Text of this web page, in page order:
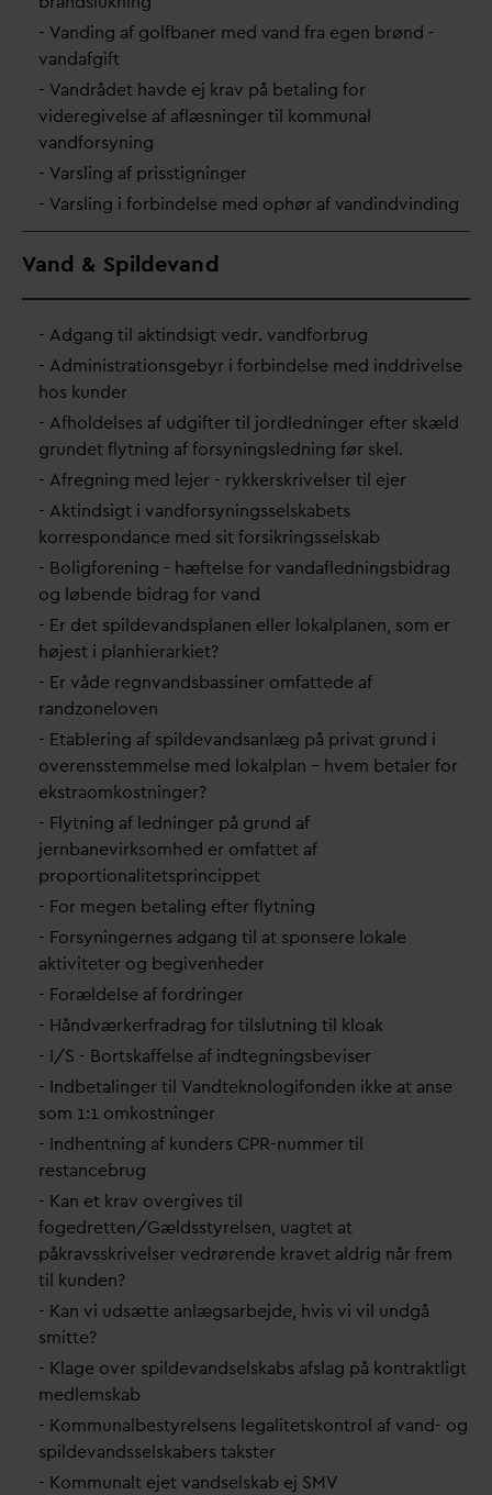
- Vanding af golfbaner med vand fra egen brønd -
vandafgift
- Vandrådet havde ej krav på betaling for
videregivelse af aflæsninger til kommunal
vandforsyning
- Varsling af prisstigninger
- Varsling i forbindelse med ophør af vandindvinding
Vand & Spildevand
- Adgang til aktindsigt vedr. vandforbrug
- Administrationsgebyr i forbindelse med inddrivelse
hos kunder
- Afholdelses af udgifter til jordledninger efter skæld
grundet flytning af forsyningsledning før skel.
- Afregning med lejer - rykkerskrivelser til ejer
- Aktindsigt i vandforsyningsselskabets
korrespondance med sit forsikringsselskab
- Boligforening - hæftelse for vandafledningsbidrag
og løbende bidrag for vand
- Er det spildevandsplanen eller lokalplanen, som er
højest i planhierarkiet?
- Er våde regnvandsbassiner omfattede af
randzoneloven
- Etablering af spildevandsanlæg på privat grund i
overensstemmelse med lokalplan – hvem betaler for
ekstraomkostninger?
- Flytning af ledninger på grund af
jernbanevirksomhed er omfattet af
proportionalitetsprincippet
- For megen betaling efter flytning
- Forsyningernes adgang til at sponsere lokale
aktiviteter og begivenheder
- Forældelse af fordringer
- Håndværkerfradrag for tilslutning til kloak
- I/S - Bortskaffelse af indtegningsbeviser
- Indbetalinger til Vandteknologifonden ikke at anse
som 1:1 omkostninger
- Indhentning af kunders CPR-nummer til
restancebrug
- Kan et krav overgives til
fogedretten/Gældsstyrelsen, uagtet at
påkravsskrivelser vedrørende kravet aldrig når frem
til kunden?
- Kan vi udsætte anlægsarbejde, hvis vi vil undgå
smitte?
- Klage over spildevandselskabs afslag på kontraktligt
medlemskab
- Kommunalbestyrelsens legalitetskontrol af vand- og
spildevandsselskabers takster
- Kommunalt ejet vandselskab ej SMV